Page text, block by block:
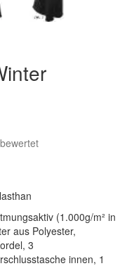
(1.000g/m² in
aus Polyester,
3
innen, 1